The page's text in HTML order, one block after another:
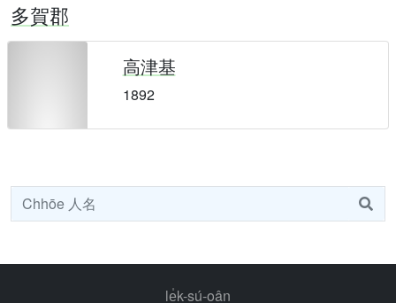
多賀郡
高津基
1892
le̍k-sú-oân